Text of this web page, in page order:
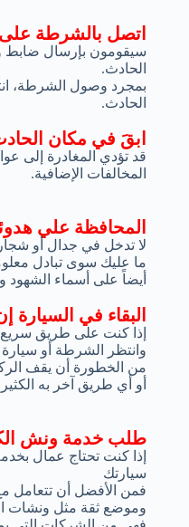
ابقَ في مكان
قد تؤدي المغادرة إلى
المخالفات الإضافية.
اتصل بالشرطة على
سيقومون بإرسال
الحادث.
بمجرد وصول الشرطة،
الحادث.
البقاء في السيارة
إذا كنت على طريق سريع
وانتظر الشرطة أو
من الخطورة أن يقف
أو أي طريق آخر به
المحافظة علي
لا تدخل في جدال أو
ما عليك سوى تبادل
أيضاً على أسماء الشهود
طلب خدمة ونش
إذا كنت تحتاج عمال
سيارتك
فمن الأفضل أن
وموضع ثقة مثل ونشات